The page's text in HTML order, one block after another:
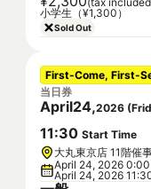
小学生（¥1,300）
Sold Out
First-Come, First-
当日券
April24,2026 (
11:30 Start Time
大丸東京店 11階催
April 24, 2026
April 24, 2026